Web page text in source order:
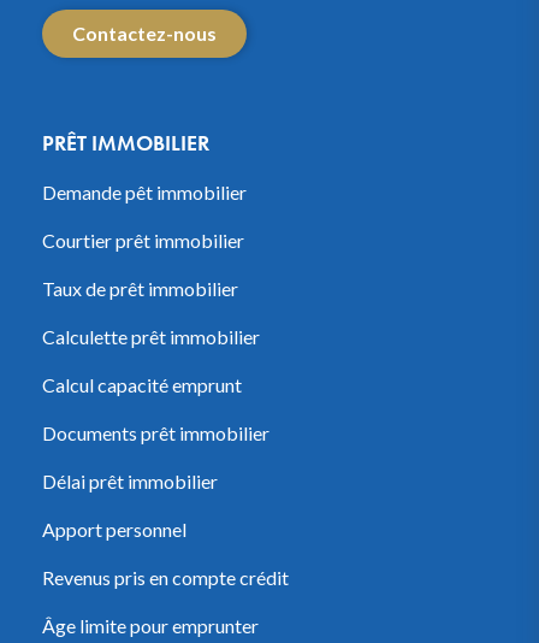
Contactez-nous
PRÊT IMMOBILIER
Demande pêt immobilier
Courtier prêt immobilier
Taux de prêt immobilier
Calculette prêt immobilier
Calcul capacité emprunt
Documents prêt immobilier
Délai prêt immobilier
Apport personnel
Revenus pris en compte crédit
Âge limite pour emprunter